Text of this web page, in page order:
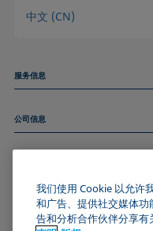
中文 (CN)
服务信息
技术服务
和我们取得联系
公司信息
关于我们
数据隐私声明
加入KRÜSS社区
我们使用 Cookie 以允许
和广告、提供社交媒体
告和分析合作伙伴分享有